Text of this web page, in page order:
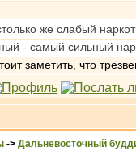
же слабый
- самый сильный
заметить, что
-> Дальневосточный